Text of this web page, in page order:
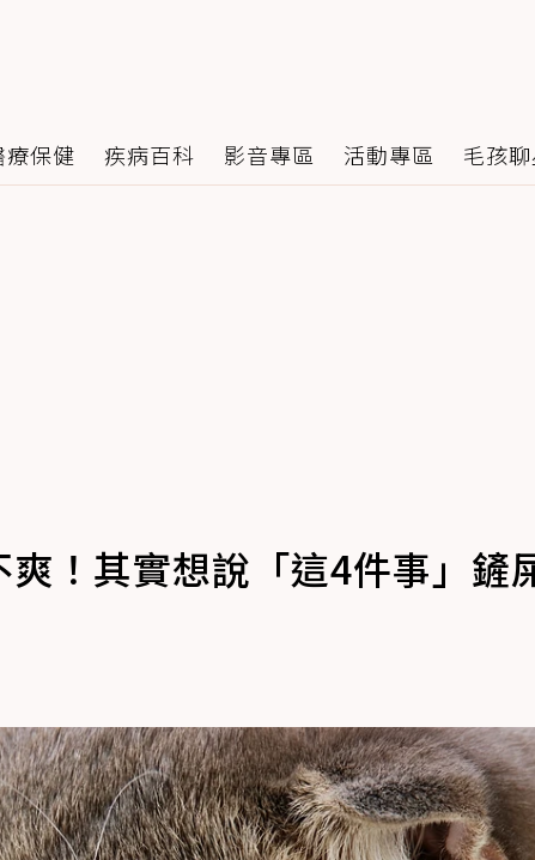
療保健 疾病百科 影音專區 活動專區 毛孩
！其實想說「這4件事」鏟